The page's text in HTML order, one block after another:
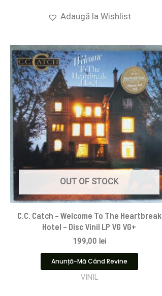
Adaugă la Wishlist
OUT OF STOCK
C.C. Catch – Welcome To The Heartbreak
Hotel – Disc Vinil LP VG VG+
199,00 lei
Anunță-Mă Când Revine
VINIL